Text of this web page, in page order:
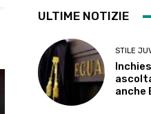
ULTIME NOTIZIE
STILE
anche